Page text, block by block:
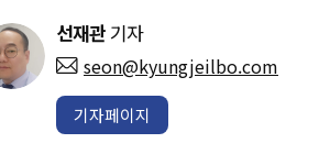
선재관 기자
seon@kyungjeilbo.com
기자페이지